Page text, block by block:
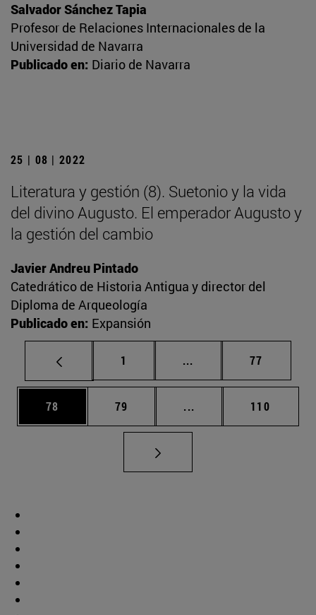
Salvador Sánchez Tapia
Profesor de Relaciones Internacionales de la
Universidad de Navarra
Publicado en: Diario de Navarra
25 | 08 | 2022
Literatura y gestión (8). Suetonio y la vida
del divino Augusto. El emperador Augusto y
la gestión del cambio
Javier Andreu Pintado
Catedrático de Historia Antigua y director del
Diploma de Arqueología
Publicado en: Expansión
Página
1 ... Páginas intermedias
Página
77
Página
78 Página
79 ... Páginas intermedias
Página
110